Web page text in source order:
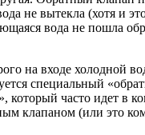
не вытекла (хотя и
вода не пошла
на входе холодной
специальный
который часто идет в
клапаном (или это